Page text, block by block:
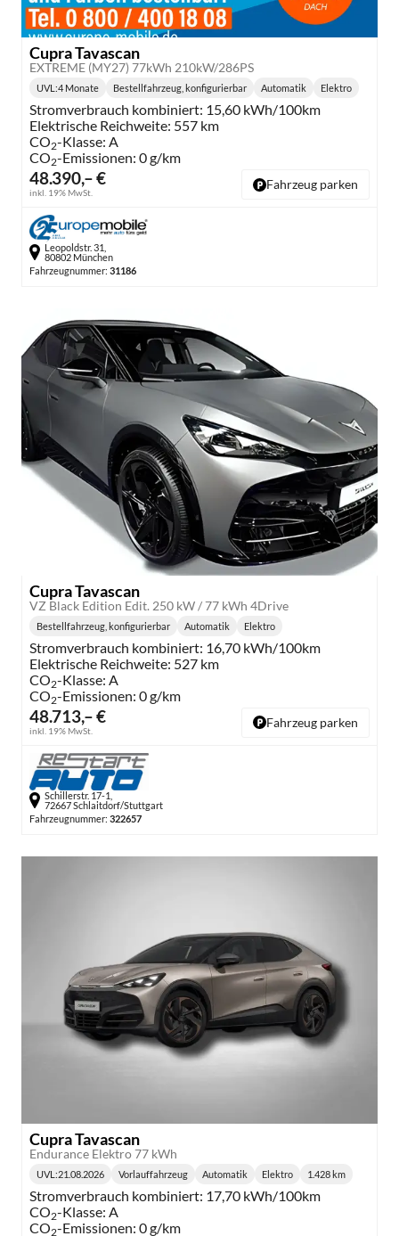
Cupra Tavascan
EXTREME (MY27) 77kWh 210kW/286PS
48.390,– €
inkl. 19% MwSt.
UVL :4 Monate Bestellfahrzeug, konfigurierbar Automatik Elektro
Stromverbrauch kombiniert: 15,60 kWh/100km
Elektrische Reichweite: 557 km
CO2-Klasse: A
CO2-Emissionen: 0 g/km
Fahrzeug parken
Leopoldstr. 31,
80802 München
Fahrzeugnummer: 31186
Cupra Tavascan
VZ Black Edition Edit. 250 kW / 77 kWh 4Drive
48.713,– €
inkl. 19% MwSt.
Bestellfahrzeug, konfigurierbar
Getriebe:
Automatik
Kraftstoff:
Elektro
Stromverbrauch kombiniert: 16,70 kWh/100km
Elektrische Reichweite: 527 km
CO2-Klasse: A
CO2-Emissionen: 0 g/km
Fahrzeug parken
Schillerstr. 17-1,
72667 Schlaitdorf/Stuttgart
Fahrzeugnummer: 322657
Cupra Tavascan
Endurance Elektro 77 kWh
UVL :21.08.2026 Vorlauffahrzeug Automatik Elektro 1.428 km
Stromverbrauch kombiniert: 17,70 kWh/100km
CO2-Klasse: A
CO2-Emissionen: 0 g/km